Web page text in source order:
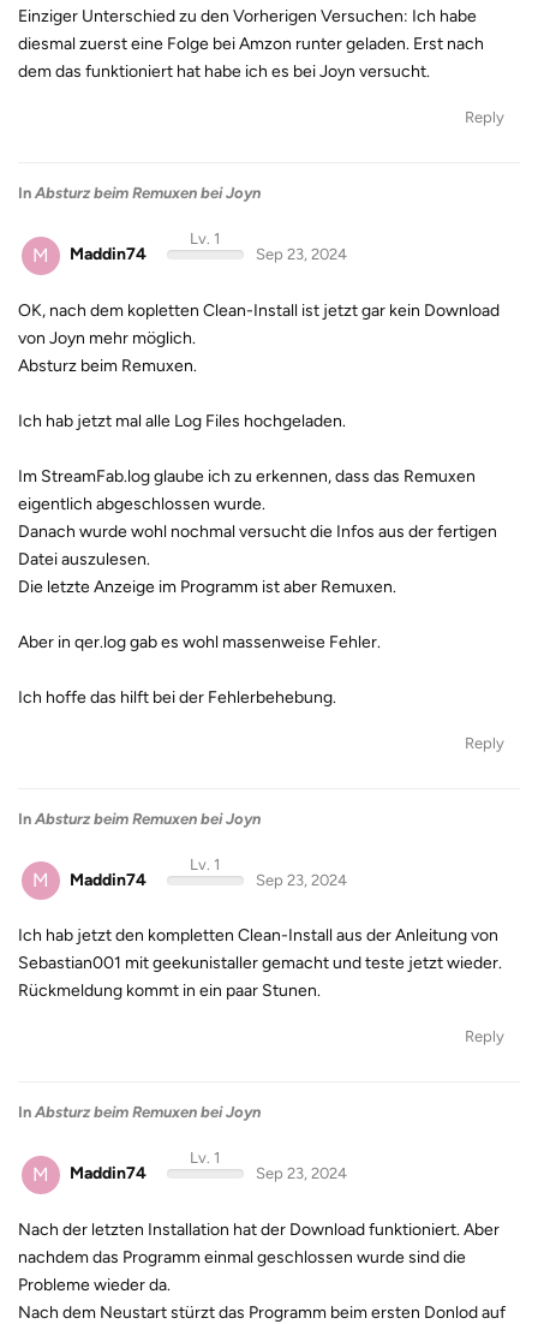
Einziger Unterschied zu den Vorherigen Versuchen: Ich habe
diesmal zuerst eine Folge bei Amzon runter geladen. Erst nach
dem das funktioniert hat habe ich es bei Joyn versucht.
Reply
In Absturz beim Remuxen bei Joyn
M Maddin74
Lv. 1
Sep 23, 2024
OK, nach dem kopletten Clean-Install ist jetzt gar kein Download
von Joyn mehr möglich.
Absturz beim Remuxen.
Ich hab jetzt mal alle Log Files hochgeladen.
Im StreamFab.log glaube ich zu erkennen, dass das Remuxen
eigentlich abgeschlossen wurde.
Danach wurde wohl nochmal versucht die Infos aus der fertigen
Datei auszulesen.
Die letzte Anzeige im Programm ist aber Remuxen.
Aber in qer.log gab es wohl massenweise Fehler.
Ich hoffe das hilft bei der Fehlerbehebung.
Reply
In Absturz beim Remuxen bei Joyn
M Maddin74
Lv. 1
Sep 23, 2024
Ich hab jetzt den kompletten Clean-Install aus der Anleitung von
Sebastian001 mit geekunistaller gemacht und teste jetzt wieder.
Rückmeldung kommt in ein paar Stunen.
Reply
In Absturz beim Remuxen bei Joyn
M Maddin74
Lv. 1
Sep 23, 2024
Nach der letzten Installation hat der Download funktioniert. Aber
nachdem das Programm einmal geschlossen wurde sind die
Probleme wieder da.
Nach dem Neustart stürzt das Programm beim ersten Donlod auf